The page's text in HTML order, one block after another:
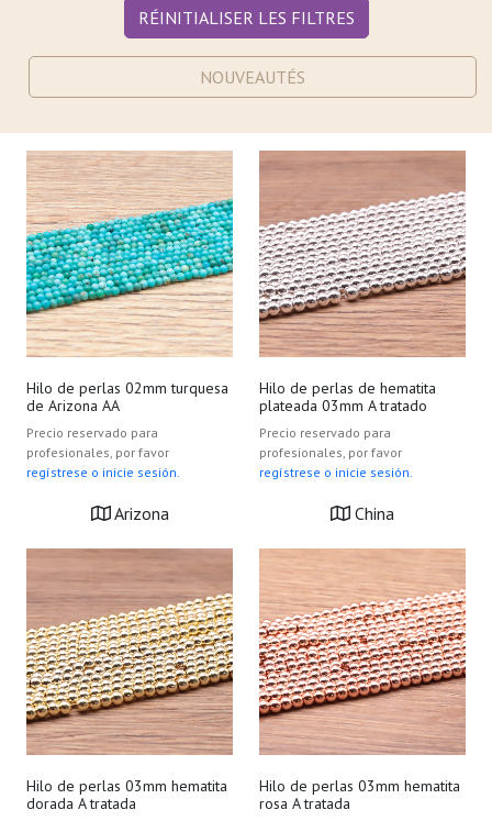
RÉINITIALISER LES FILTRES
NOUVEAUTÉS
Hilo de perlas 02mm turquesa
de Arizona AA
Precio reservado para
profesionales, por favor
regístrese o inicie sesión.
Arizona
Hilo de perlas de hematita
plateada 03mm A tratado
Precio reservado para
profesionales, por favor
regístrese o inicie sesión.
China
Hilo de perlas 03mm hematita
dorada A tratada
Hilo de perlas 03mm hematita
rosa A tratada